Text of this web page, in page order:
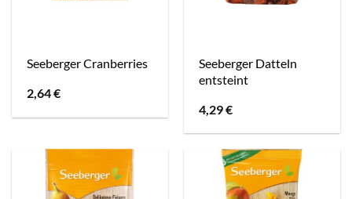
Seeberger Cranberries
2,64€
Seeberger Datteln
entsteint
4,29€